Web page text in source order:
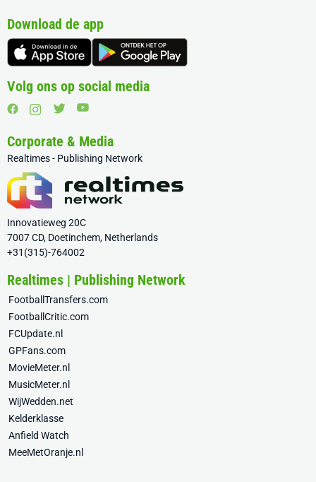
Download de app
Volg ons op social media
Corporate & Media
Realtimes - Publishing Network
Innovatieweg 20C
7007 CD, Doetinchem, Netherlands
+31(315)-764002
Realtimes | Publishing Network
FootballTransfers.com
FootballCritic.com
FCUpdate.nl
GPFans.com
MovieMeter.nl
MusicMeter.nl
WijWedden.net
Kelderklasse
Anfield Watch
MeeMetOranje.nl